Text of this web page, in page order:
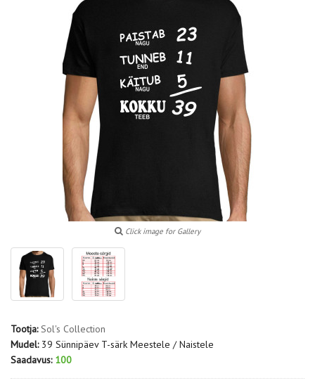
Click image for Gallery
Tootja: Sol's Collection
Mudel: 39 Sünnipäev T-särk Meestele / Naistele
Saadavus: 100